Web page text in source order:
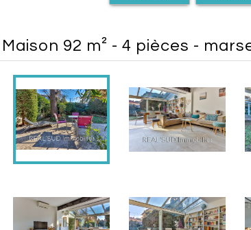
maison 92 m² - 4 pièces -